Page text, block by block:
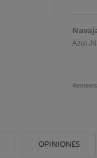
Azul
OPINIONES